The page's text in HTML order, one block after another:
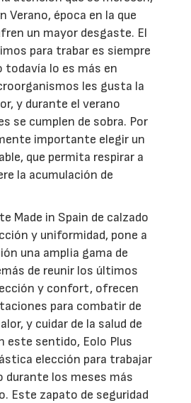
Verano, época en la que
un mayor desgaste. El
para trabar es siempre
lo es más en
les gusta la
y durante el verano
se cumplen de sobra. Por
importante elegir un
que permita respirar a
la acumulación de
Made in Spain de calzado
y uniformidad, pone a
una amplia gama de
de reunir los últimos
y confort, ofrecen
para combatir de
y cuidar de la salud de
este sentido, Eolo Plus
elección para trabajar
durante los meses más
Este zapato de seguridad